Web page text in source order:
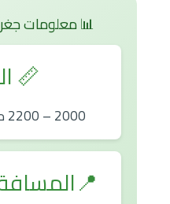
📊 معلومات
📏
2000 – 2200 متر فوق سطح البحر